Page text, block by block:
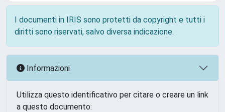
I documenti in IRIS sono protetti da copyright e tutti i
diritti sono riservati, salvo diversa indicazione.
Informazioni
Utilizza questo identificativo per citare o creare un link
a questo documento: